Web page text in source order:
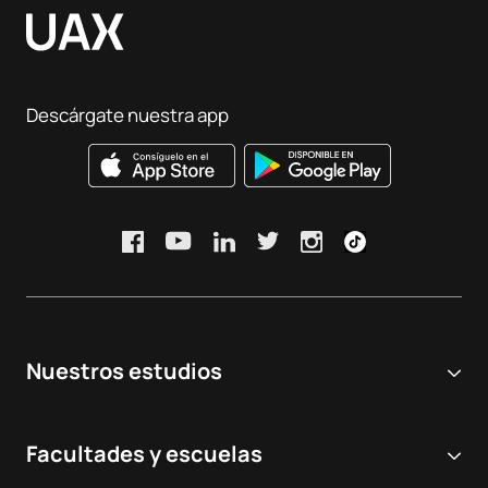
Nuestros estudios
Grados Universitarios
Facultades y escuelas
Descárgate nuestra app